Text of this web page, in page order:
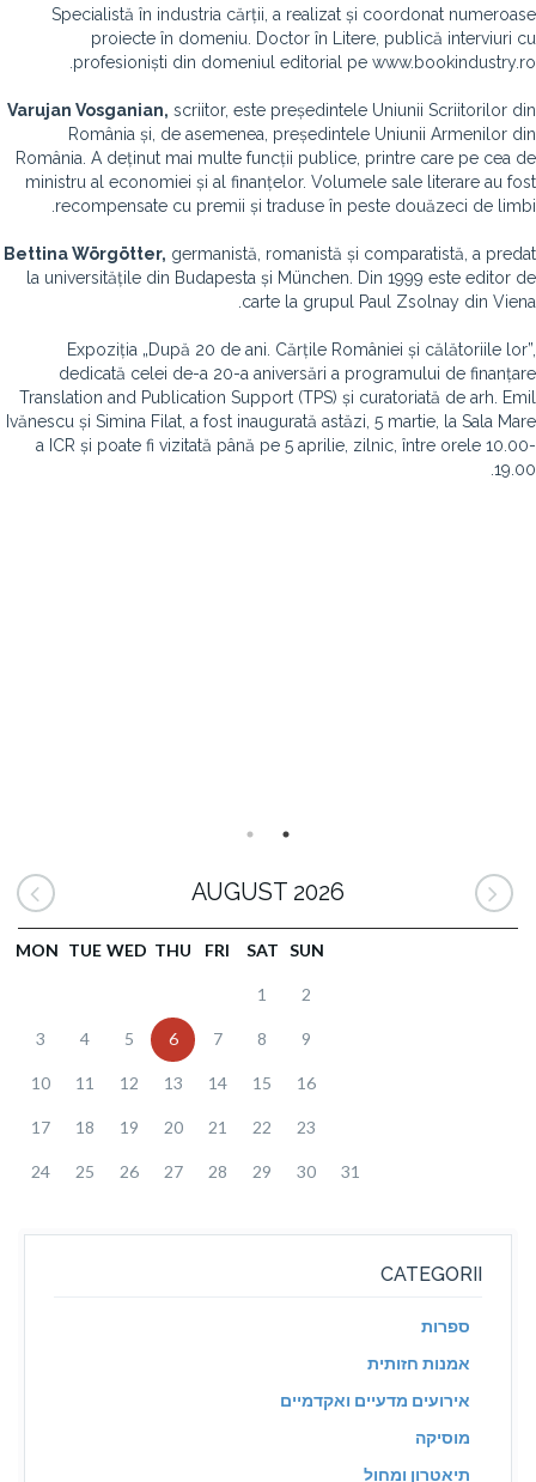
Specialistă în industria cărții, a realizat și coordonat numeroase
proiecte în domeniu. Doctor în Litere, publică interviuri cu
profesioniști din domeniul editorial pe www.bookindustry.ro.
Varujan Vosganian, scriitor, este președintele Uniunii Scriitorilor din
România și, de asemenea, președintele Uniunii Armenilor din
România. A deținut mai multe funcții publice, printre care pe cea de
ministru al economiei și al finanțelor. Volumele sale literare au fost
recompensate cu premii și traduse în peste douăzeci de limbi.
Bettina Wörgötter, germanistă, romanistă și comparatistă, a predat
la universitățile din Budapesta și München. Din 1999 este editor de
carte la grupul Paul Zsolnay din Viena.
Expoziția „După 20 de ani. Cărțile României și călătoriile lor”,
dedicată celei de-a 20-a aniversări a programului de finanțare
Translation and Publication Support (TPS) și curatoriată de arh. Emil
Ivănescu și Simina Filat, a fost inaugurată astăzi, 5 martie, la Sala Mare
a ICR și poate fi vizitată până pe 5 aprilie, zilnic, între orele 10.00-
19.00.
AUGUST 2026
MON TUE WED THU FRI SAT SUN
1 2
3 4 5 6 7 8 9
10 11 12 13 14 15 16
17 18 19 20 21 22 23
24 25 26 27 28 29 30 31
CATEGORII
ספרות
אמנות חזותית
אירועים מדעיים ואקדמיים
מוסיקה
תיאטרון ומחול